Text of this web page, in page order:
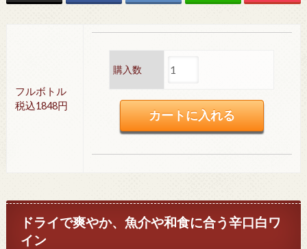
フルボトル
税込1848円
購入数
ドライで爽やか、魚介や和食に合う辛口白ワ
イン